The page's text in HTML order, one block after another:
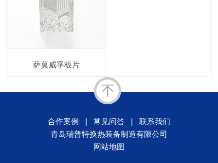
萨莫威孚板片
合作案例 常见问答
联系我们
青岛瑞普特换热装备制造有限公司
网站地图